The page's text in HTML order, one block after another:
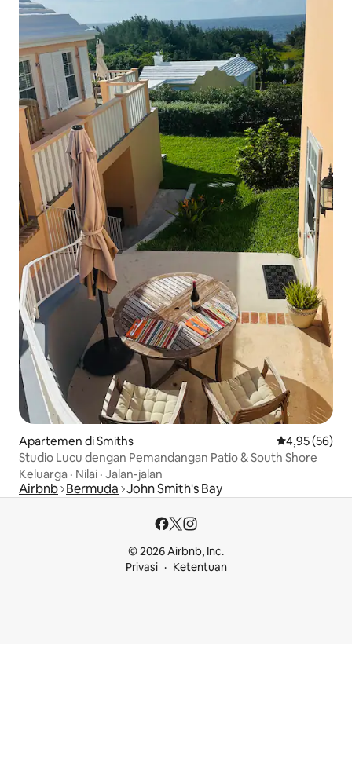
Apartemen di Smiths Nilai rata-rata
4,95 (56)
Studio Lucu dengan Pemandangan Patio & South Shore
Keluarga · Nilai · Jalan-jalan
Airbnb Bermuda John Smith's Bay
© 2026 Airbnb, Inc.
Privasi
Ketentuan